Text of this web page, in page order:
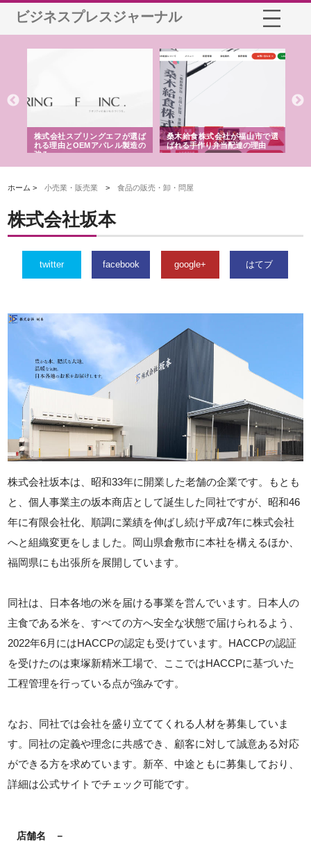
ビジネスプレスジャーナル
株式会社スプリングエフが選ば
れる理由とOEMアパレル製造の
強み
桑木給食株式会社が福山市で選
ばれる手作り弁当配達の理由
ホーム >小売業・販売業 >食品の販売・卸・問屋
株式会社坂本
twitter facebook google+ はてブ
株式会社坂本は、昭和33年に開業した老舗の企業です。もとも
と、個人事業主の坂本商店として誕生した同社ですが、昭和46
年に有限会社化、順調に業績を伸ばし続け平成7年に株式会社
へと組織変更をしました。岡山県倉敷市に本社を構えるほか、
福岡県にも出張所を展開しています。
同社は、日本各地の米を届ける事業を営んでいます。日本人の
主食である米を、すべての方へ安全な状態で届けられるよう、
2022年6月にはHACCPの認定も受けています。HACCPの認証
を受けたのは東塚新精米工場で、ここではHACCPに基づいた
工程管理を行っている点が強みです。
なお、同社では会社を盛り立ててくれる人材を募集していま
す。同社の定義や理念に共感でき、顧客に対して誠意ある対応
ができる方を求めています。新卒、中途ともに募集しており、
詳細は公式サイトでチェック可能です。
店舗名 －